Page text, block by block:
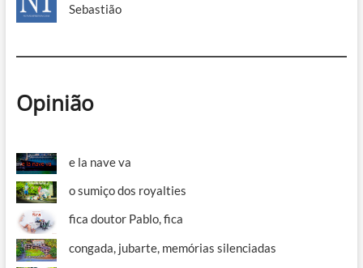
Sebastião
Opinião
e la nave va
o sumiço dos royalties
fica doutor Pablo, fica
congada, jubarte, memórias silenciadas